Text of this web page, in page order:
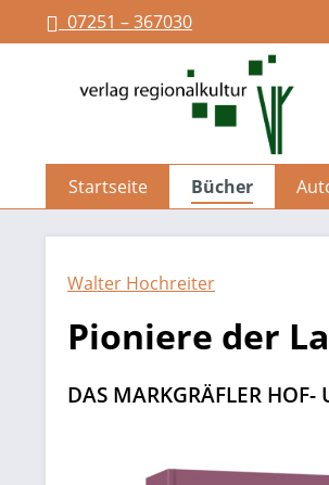
Zur Hauptnavigation
07251 – 367030
Startseite Bücher
Walter Hochreiter
Pioniere der
DAS MARKGRÄFLER
Bildergalerie überspringen